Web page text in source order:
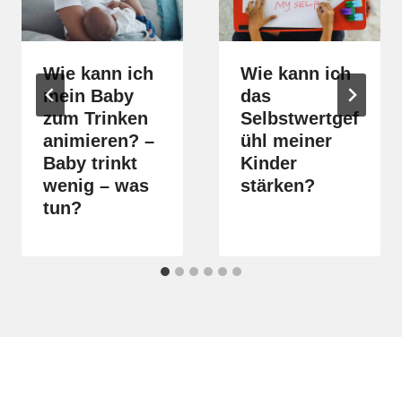
Wie kann ich
mein Baby
zum Trinken
animieren? –
Baby trinkt
wenig – was
tun?
Wie kann ich
das
Selbstwertgef
ühl meiner
Kinder
stärken?